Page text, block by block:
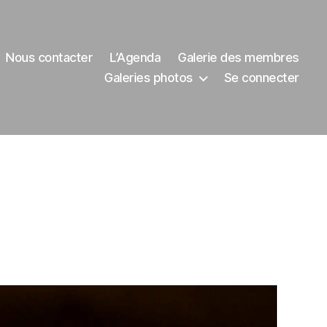
Nous contacter L’Agenda
Galerie des membres
Galeries photos
Se connecter